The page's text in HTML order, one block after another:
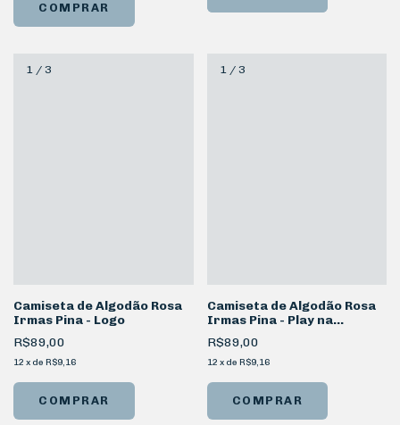
COMPRAR
1 / 3
Camiseta de Algodão Rosa
Irmas Pina - Logo
R$89,00
12 x de R$9,16
COMPRAR
1/ 3
Camiseta de Algodão Rosa
Irmas Pina - Play na
diversão
R$89,00
12 x de R$9,16
COMPRAR